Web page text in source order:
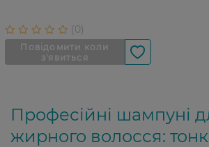
250 мл
Професійні шампуні
жирного волосся: